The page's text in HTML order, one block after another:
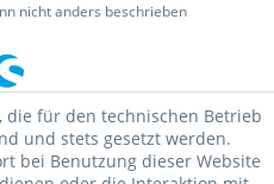
nicht anders beschrieben
die für den technischen Betrieb
und stets gesetzt werden.
bei Benutzung dieser Website